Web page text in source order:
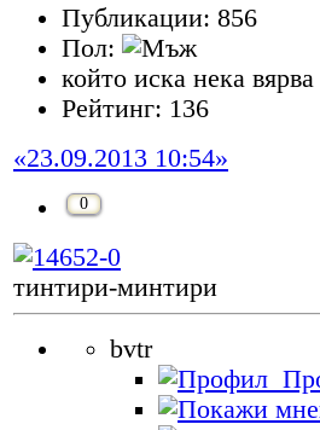
Публикации: 856
Пол:
който иска нека вярва
Рейтинг: 136
«23.09.2013 10:54»
0
тинтири-минтири
bvtr